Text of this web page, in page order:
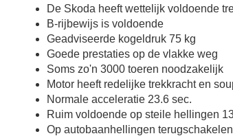
De Skoda heeft wettelijk voldoende
B-rijbewijs is voldoende
Geadviseerde kogeldruk 75 kg
Goede prestaties op de vlakke weg
Soms zo'n 3000 toeren noodzakelijk
Motor heeft redelijke trekkracht en
Normale acceleratie 23.6 sec.
Ruim voldoende op steile hellingen
Op autobaanhellingen terugschakelen